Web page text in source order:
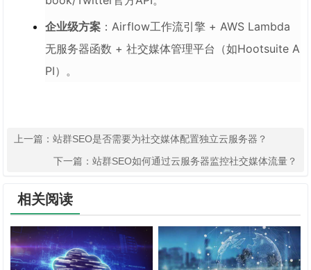
企业级方案 ：Airflow工作流引擎 + AWS Lambda
无服务器函数 + 社交媒体管理平台（如Hootsuite A
PI）。
上一篇：站群SEO是否需要为社交媒体配置独立云服务器？
下一篇： 站群SEO如何通过云服务器监控社交媒体流量？
相关阅读